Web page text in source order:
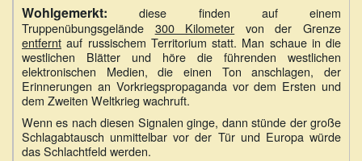
Wohlgemerkt: diese finden auf einem
Truppenübungsgelände 300 Kilometer von der Grenze
entfernt auf russischem Territorium statt. Man schaue in die
westlichen Blätter und höre die führenden westlichen
elektronischen Medien, die einen Ton anschlagen, der
Erinnerungen an Vorkriegspropaganda vor dem Ersten und
dem Zweiten Weltkrieg wachruft.
Wenn es nach diesen Signalen ginge, dann stünde der große
Schlagabtausch unmittelbar vor der Tür und Europa würde
das Schlachtfeld werden.